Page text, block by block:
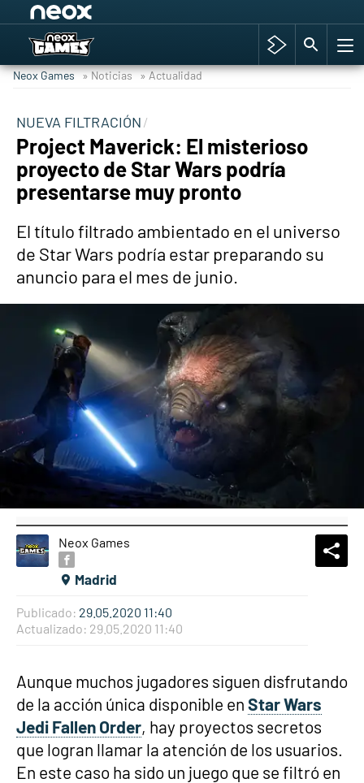
Hyrule Warriors: La Era del Cataclismo
Cyberpunk 2077
Hyrule Warriors
Asia peculiar tradición
Neox Games » Noticias » Actualidad
NUEVA FILTRACIÓN
Project Maverick: El misterioso
proyecto de Star Wars podría
presentarse muy pronto
El título filtrado ambientado en el universo
de Star Wars podría estar preparando su
anuncio para el mes de junio.
Neox Games
Madrid
Publicado: 29.05.2020 11:40
Actualizado: 29.05.2020 11:40
Aunque muchos jugadores siguen disfrutando
de la acción única disponible en Star Wars
Jedi Fallen Order, hay proyectos secretos
que logran llamar la atención de los usuarios.
En este caso ha sido un juego que se filtró en